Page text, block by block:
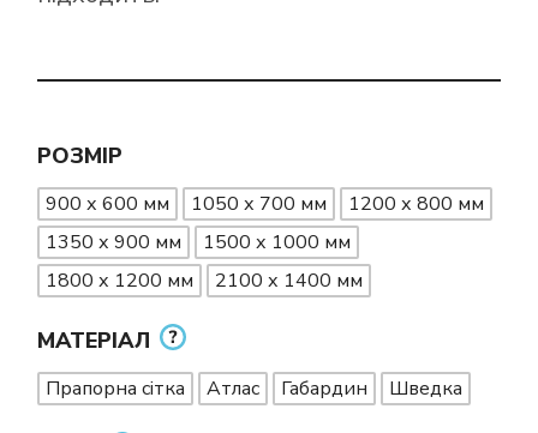
РОЗМІР
900 х 600 мм 1050 х 700 мм
1200 х 800 мм
1350 х 900 мм
1500 х 1000 мм
1800 х 1200 мм
2100 х 1400 мм
МАТЕРІАЛ
Прапорна сітка Атлас Габардин Шведка